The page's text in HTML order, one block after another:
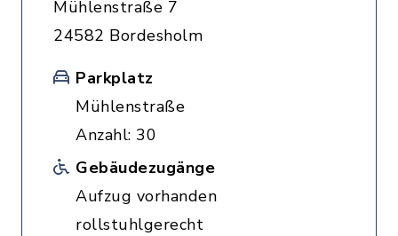
Mühlenstraße 7
24582 Bordesholm
Parkplatz
Mühlenstraße
Anzahl: 30
Gebäudezugänge
Aufzug vorhanden
rollstuhlgerecht